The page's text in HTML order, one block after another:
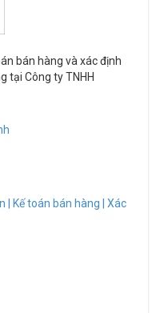
bán hàng và xác định
tại Công ty TNHH
| Kế toán bán hàng | Xác